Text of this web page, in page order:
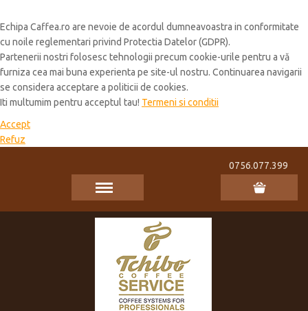
Echipa Caffea.ro are nevoie de acordul dumneavoastra in conformitate
cu noile reglementari privind Protectia Datelor (GDPR).
Partenerii nostri folosesc tehnologii precum cookie-urile pentru a vă
furniza cea mai buna experienta pe site-ul nostru. Continuarea navigarii
se considera acceptare a politicii de cookies.
Iti multumim pentru acceptul tau! Termeni si conditii
Accept
Refuz
0756.077.399